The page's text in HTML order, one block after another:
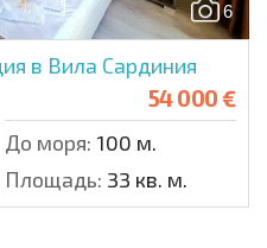
6
в Вила Сардиния
54 000 €
До моря: 100 м.
Площадь: 33 кв. м.